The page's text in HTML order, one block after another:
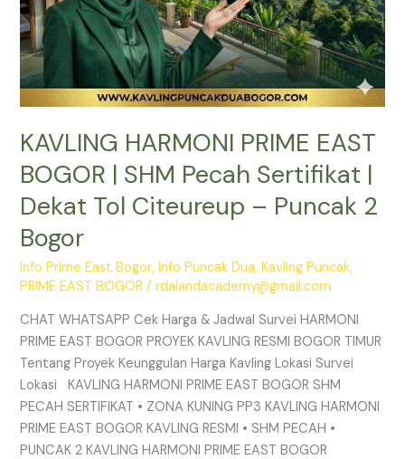
KAVLING HARMONI PRIME EAST
BOGOR | SHM Pecah Sertifikat |
Dekat Tol Citeureup – Puncak 2
Bogor
Info Prime East Bogor,Info Puncak Dua,Kavling Puncak,
PRIME EAST BOGOR /rdalandacademy@gmail.com
CHAT WHATSAPP Cek Harga & Jadwal Survei HARMONI
PRIME EAST BOGOR PROYEK KAVLING RESMI BOGOR TIMUR
Tentang Proyek Keunggulan Harga Kavling Lokasi Survei
Lokasi KAVLING HARMONI PRIME EAST BOGOR SHM
PECAH SERTIFIKAT • ZONA KUNING PP3 KAVLING HARMONI
PRIME EAST BOGOR KAVLING RESMI • SHM PECAH •
PUNCAK 2 KAVLING HARMONI PRIME EAST BOGOR
Citeureup
–
Puncak
2